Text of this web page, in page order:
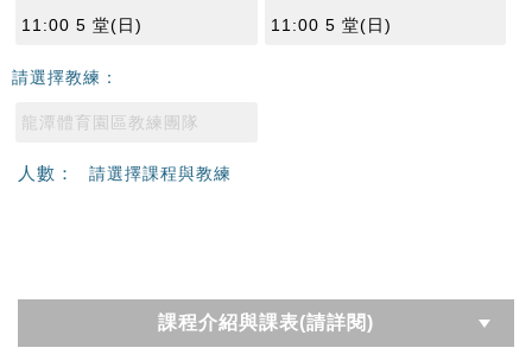
11:00 5 堂(日) 11:00 5 堂(日)
請選擇教練：
龍潭體育園區教練團隊
人數： 請選擇課程與教練
課程介紹與課表(請詳閱)